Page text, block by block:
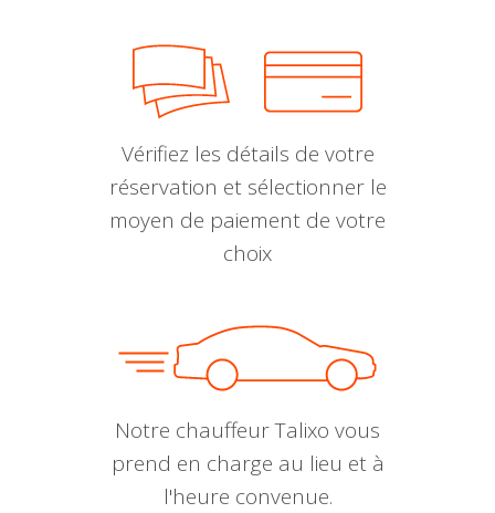
Vérifiez les détails de votre
réservation et sélectionner le
moyen de paiement de votre
choix
Notre chauffeur Talixo vous
prend en charge au lieu et à
l'heure convenue.